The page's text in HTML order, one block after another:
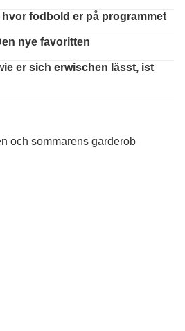
fodbold er på programmet
nye favoritten
er sich erwischen lässt, ist